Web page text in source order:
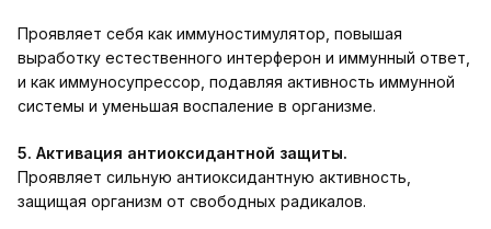
Проявляет себя как иммуностимулятор, повышая
выработку естественного интерферон и иммунный ответ,
и как иммуносупрессор, подавляя активность иммунной
системы и уменьшая воспаление в организме.
5. Активация антиоксидантной защиты.
Проявляет сильную антиоксидантную активность,
защищая организм от свободных радикалов.